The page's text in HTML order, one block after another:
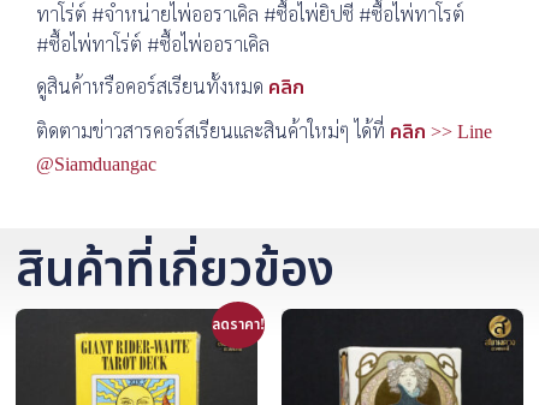
ทาโร่ต์ #จำหน่ายไพ่ออราเคิล #ซื้อไพ่ยิปซี #ซื้อไพ่ทาโรต์
#ซื้อไพ่ทาโร่ต์ #ซื้อไพ่ออราเคิล
ดูสินค้าหรือคอร์สเรียนทั้งหมด คลิก
ติดตามข่าวสารคอร์สเรียนและสินค้าใหม่ๆ ได้ที่ คลิก >> Line
@Siamduangac
สินค้าที่เกี่ยวข้อง
ลดราคา!